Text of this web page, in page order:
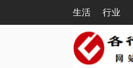
生活 行业